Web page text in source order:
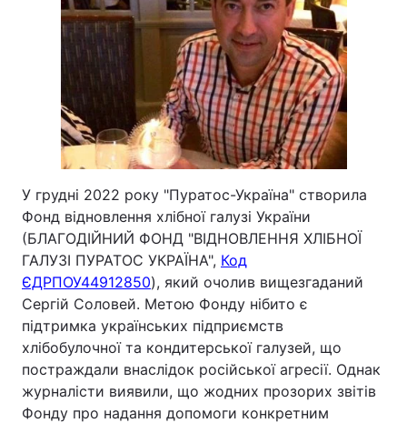
У грудні 2022 року "Пуратос-Україна" створила
Фонд відновлення хлібної галузі України
(БЛАГОДІЙНИЙ ФОНД "ВІДНОВЛЕННЯ ХЛІБНОЇ
ГАЛУЗІ ПУРАТОС УКРАЇНА", Код
ЄДРПОУ44912850), який очолив вищезгаданий
Сергій Соловей. Метою Фонду нібито є
підтримка українських підприємств
хлібобулочної та кондитерської галузей, що
постраждали внаслідок російської агресії. Однак
журналісти виявили, що жодних прозорих звітів
Фонду про надання допомоги конкретним